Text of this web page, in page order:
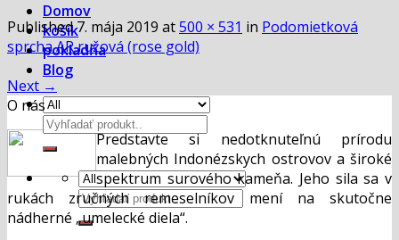
Domov
košík
pokladňa
Blog
Hľadať:
Hľadať:
Published7. mája 2019 at500 × 531 in Podomietková
sprcha AR ružová (rose gold)
Next →
O nás
Predstavte si nedotknuteľnú prírodu
malebných Indonézskych ostrovov a široké
spektrum surového kameňa. Jeho sila sa v
rukách zručných remeselníkov mení na skutočne
nádherné „umelecké diela“.